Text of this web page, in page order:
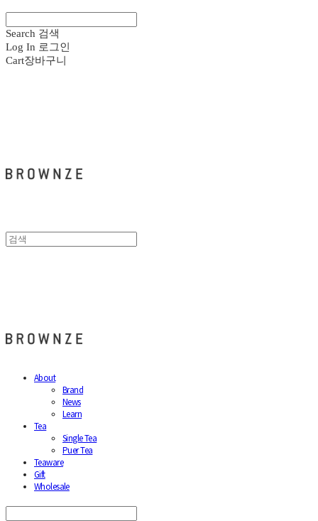
Search 검색
Log In 로그인
Cart장바구니
About
Brand
News
Learn
Tea
Single Tea
Puer Tea
Teaware
Gift
Wholesale